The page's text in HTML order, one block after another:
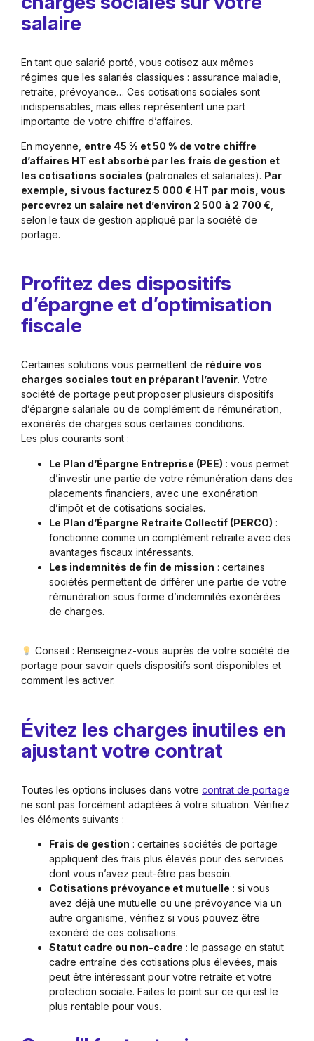
salaire
En tant que salarié porté, vous cotisez aux mêmes
régimes que les salariés classiques : assurance maladie,
retraite, prévoyance… Ces cotisations sociales sont
indispensables, mais elles représentent une part
importante de votre chiffre d’affaires.
En moyenne, entre 45 % et 50 % de votre chiffre
d’affaires HT est absorbé par les frais de gestion et
les cotisations sociales (patronales et salariales). Par
exemple, si vous facturez 5 000 € HT par mois, vous
percevrez un salaire net d’environ 2 500 à 2 700 €
selon le taux de gestion appliqué par la société de
portage.
Profitez des dispositifs
d’épargne et d’optimisation
fiscale
Certaines solutions vous permettent de réduire vos
charges sociales tout en préparant l’avenir. Votre
société de portage peut proposer plusieurs dispositifs
d’épargne salariale ou de complément de rémunération,
exonérés de charges sous certaines conditions.
Les plus courants sont :
Le Plan d’Épargne Entreprise (PEE) : vous permet
d’investir une partie de votre rémunération dans des
placements financiers, avec une exonération
d’impôt et de cotisations sociales.
Le Plan d’Épargne Retraite Collectif (PERCO) :
fonctionne comme un complément retraite avec des
avantages fiscaux intéressants.
Les indemnités de fin de mission : certaines
sociétés permettent de différer une partie de votre
rémunération sous forme d’indemnités exonérées
de charges.
Conseil : Renseignez-vous auprès de votre société de
portage pour savoir quels dispositifs sont disponibles et
comment les activer.
Évitez les charges inutiles en
ajustant votre contrat
Toutes les options incluses dans votre contrat de portage
ne sont pas forcément adaptées à votre situation. Vérifiez
les éléments suivants :
Frais de gestion : certaines sociétés de portage
appliquent des frais plus élevés pour des services
dont vous n’avez peut-être pas besoin.
Cotisations prévoyance et mutuelle : si vous
avez déjà une mutuelle ou une prévoyance via un
autre organisme, vérifiez si vous pouvez être
exonéré de ces cotisations.
Statut cadre ou non-cadre : le passage en statut
cadre entraîne des cotisations plus élevées, mais
peut être intéressant pour votre retraite et votre
protection sociale. Faites le point sur ce qui est le
plus rentable pour vous.